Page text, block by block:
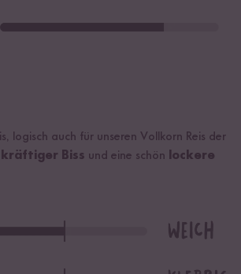
logisch auch für unseren Vollkorn Reis der
kräftiger Biss und eine schön
lockere